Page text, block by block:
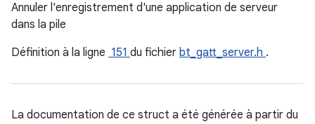
Annuler l'enregistrement d'une application de serveur
dans la pile
Définition à la ligne 151 du fichier bt_gatt_server.h .
La documentation de ce struct a été générée à partir du